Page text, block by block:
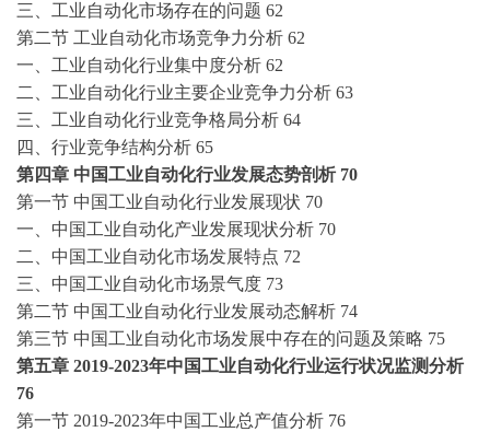
三、 工业自动化市场存在的问题 62
第二节 工业自动化市场竞争力分析 62
一、 工业自动化行业集中度分析 62
二、 工业自动化行业主要企业竞争力分析 63
三、 工业自动化行业竞争格局分析 64
四、行业竞争结构分析 65
第四章 中国工业自动化行业发展态势剖析 70
第一节 中国工业自动化行业发展现状 70
一、中国工业自动化产业发展现状分析 70
二、中国工业自动化市场发展特点 72
三、中国工业自动化市场景气度 73
第二节 中国工业自动化行业发展动态解析 74
第三节 中国工业自动化市场发展中存在的问题及策略 75
第五章 2019-2023年中国工业自动化行业运行状况监测分析
76
第一节 2019-2023年中国工业总产值分析 76